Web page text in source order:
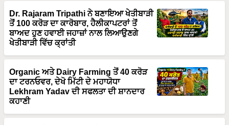
Dr. Rajaram Tripathi ਨੇ ਬਣਾਇਆ ਖੇਤੀਬਾੜੀ
ਤੋਂ 100 ਕਰੋੜ ਦਾ ਕਾਰੋਬਾਰ, ਹੈਲੀਕਾਪਟਰਾਂ ਤੋਂ
ਬਾਅਦ ਹੁਣ ਹਵਾਈ ਜਹਾਜ਼ਾਂ ਨਾਲ ਲਿਆਉਣਗੇ
ਖੇਤੀਬਾੜੀ ਵਿੱਚ ਕ੍ਰਾਂਤੀ
Organic ਅਤੇ Dairy Farming ਤੋਂ 40 ਕਰੋੜ
ਦਾ ਟਰਨਓਵਰ, ਦੇਖੋ ਮਿੱਟੀ ਦੇ ਮਹਾਯੋਧਾ
Lekhram Yadav ਦੀ ਸਫਲਤਾ ਦੀ ਸ਼ਾਨਦਾਰ
ਕਹਾਣੀ